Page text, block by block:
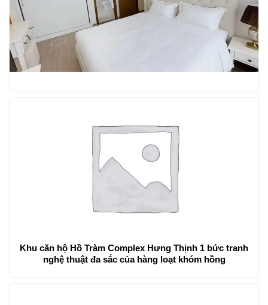
Khu căn hộ Hồ Tràm Complex Hưng Thịnh 1 bức tranh
nghệ thuật đa sắc của hàng loạt khóm hồng